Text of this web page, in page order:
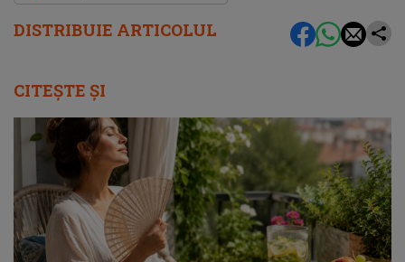
DISTRIBUIE ARTICOLUL
CITEȘTE ȘI